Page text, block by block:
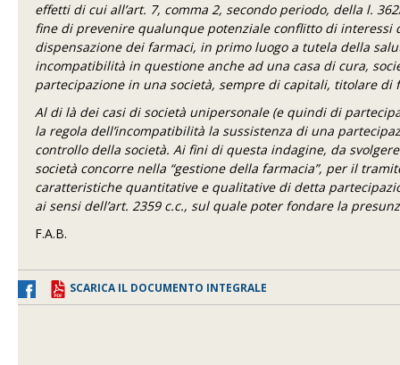
effetti di cui all’art. 7, comma 2, secondo periodo, della l.
fine di prevenire qualunque potenziale conflitto di
dispensazione dei farmaci, in primo luogo a tutela della
incompatibilità in questione anche ad una casa di cura,
partecipazione in una società, sempre di capitali, titolare di
Al di là dei casi di società unipersonale (e quindi di
la regola dell’incompatibilità la sussistenza di una
controllo della società. Ai fini di questa indagine, da
società concorre nella “gestione della farmacia”, per il
caratteristiche quantitative e qualitative di detta
ai sensi dell’art. 2359 c.c., sul quale poter fondare la
F.A.B.
SCARICA IL DOCUMENTO INTEGRALE